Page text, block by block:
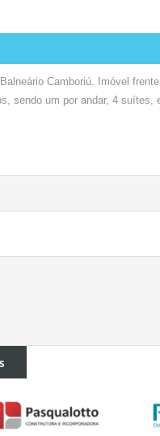
Camboriú. Imóvel frente
sendo um por andar, 4 suítes,